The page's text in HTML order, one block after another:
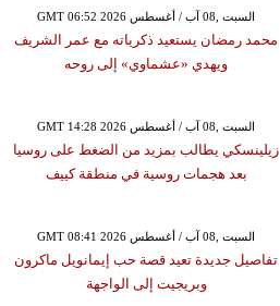
GMT 06:52 2026 السبت ,08 آب / أغسطس
محمد رمضان يستعيد ذكرياته مع عمر الشريف
ويهدي «عشماوي» إلى روحه
GMT 14:28 2026 السبت ,08 آب / أغسطس
زيلينسكي يطالب بمزيد من الضغط على روسيا
بعد هجمات روسية في منطقة كييف
GMT 08:41 2026 السبت ,08 آب / أغسطس
تفاصيل جديدة تعيد قصة حب إيمانويل ماكرون
وبريجيت إلى الواجهة